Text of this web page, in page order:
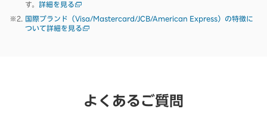
す。 詳細を見る
国際ブランド（Visa/Mastercard/JCB/American Express）の特徴に
ついて詳細を見る
よくあるご質問